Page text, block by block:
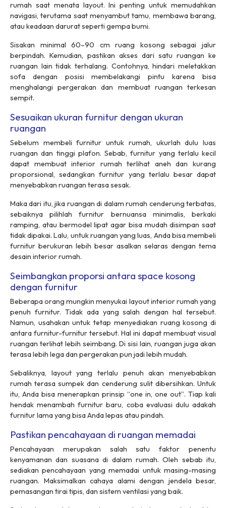
rumah saat menata layout. Ini penting untuk memudahkan
navigasi, terutama saat menyambut tamu, membawa barang,
atau keadaan darurat seperti gempa bumi.
Sisakan minimal 60–90 cm ruang kosong sebagai jalur
berpindah. Kemudian, pastikan akses dari satu ruangan ke
ruangan lain tidak terhalang. Contohnya, hindari meletakkan
sofa dengan posisi membelakangi pintu karena bisa
menghalangi pergerakan dan membuat ruangan terkesan
sempit.
Sesuaikan ukuran furnitur dengan ukuran
ruangan
Sebelum membeli furnitur untuk rumah, ukurlah dulu luas
ruangan dan tinggi plafon. Sebab, furnitur yang terlalu kecil
dapat membuat interior rumah terlihat aneh dan kurang
proporsional, sedangkan furnitur yang terlalu besar dapat
menyebabkan ruangan terasa sesak.
Maka dari itu, jika ruangan di dalam rumah cenderung terbatas,
sebaiknya pilihlah furnitur bernuansa minimalis, berkaki
ramping, atau bermodel lipat agar bisa mudah disimpan saat
tidak dipakai. Lalu, untuk ruangan yang luas, Anda bisa membeli
furnitur berukuran lebih besar asalkan selaras dengan tema
desain interior rumah.
Seimbangkan proporsi antara space kosong
dengan furnitur
Beberapa orang mungkin menyukai layoutinterior rumah yang
penuh furnitur. Tidak ada yang salah dengan hal tersebut.
Namun, usahakan untuk tetap menyediakan ruang kosong di
antara furnitur-furnitur tersebut. Hal ini dapat membuat visual
ruangan terlihat lebih seimbang. Di sisi lain, ruangan juga akan
terasa lebih lega dan pergerakan pun jadi lebih mudah.
Sebaliknya, layoutyang terlalu penuh akan menyebabkan
rumah terasa sumpek dan cenderung sulit dibersihkan. Untuk
itu, Anda bisa menerapkan prinsip “one in, one out”. Tiap kali
hendak menambah furnitur baru, coba evaluasi dulu adakah
furnitur lama yang bisa Anda lepas atau pindah.
Pastikan pencahayaan di ruangan memadai
Pencahayaan merupakan salah satu faktor penentu
kenyamanan dan suasana di dalam rumah. Oleh sebab itu,
sediakan pencahayaan yang memadai untuk masing-masing
ruangan. Maksimalkan cahaya alami dengan jendela besar,
pemasangan tirai tipis, dan sistem ventilasi yang baik.